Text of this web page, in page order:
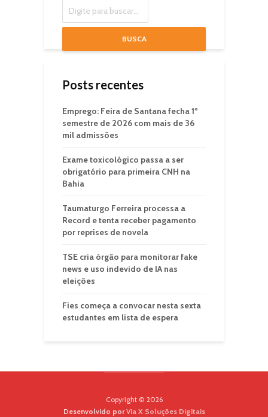
BUSCA
Posts recentes
Emprego: Feira de Santana fecha 1º
semestre de 2026 com mais de 36
mil admissões
Exame toxicológico passa a ser
obrigatório para primeira CNH na
Bahia
Taumaturgo Ferreira processa a
Record e tenta receber pagamento
por reprises de novela
TSE cria órgão para monitorar fake
news e uso indevido de IA nas
eleições
Fies começa a convocar nesta sexta
estudantes em lista de espera
Copyright © 2026
Desenvolvido porVia X Soluções Digitais